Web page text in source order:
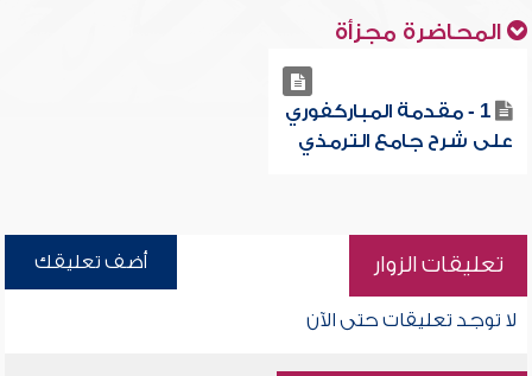
المحاضرة مجزأة
1 - مقدمة المباركفوري
على شرح جامع الترمذي
تعليقات الزوار أضف تعليقك
لا توجد تعليقات حتى الآن